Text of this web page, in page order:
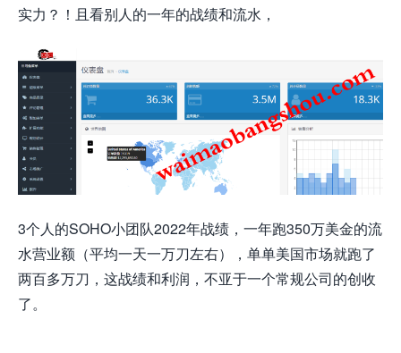
实力？！且看别人的一年的战绩和流水，
3个人的SOHO小团队2022年战绩，一年跑350万美金的流
水营业额（平均一天一万刀左右），单单美国市场就跑了
两百多万刀，这战绩和利润，不亚于一个常规公司的创收
了。